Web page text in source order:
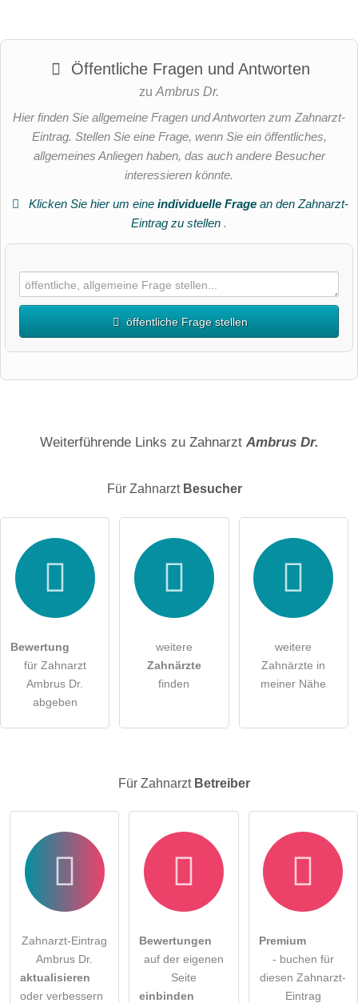
Öffentliche Fragen und Antworten
zu Ambrus Dr.
Hier finden Sie allgemeine Fragen und Antworten zum Zahnarzt-
Eintrag. Stellen Sie eine Frage, wenn Sie ein öffentliches,
allgemeines Anliegen haben, das auch andere Besucher
interessieren könnte.
Klicken Sie hier um eine individuelle Fragean den Zahnarzt-
Eintrag zu stellen .
öffentliche Frage stellen
E-Mail-Adresse (wird nicht veröffentlicht)
Hiermit akzeptiere ich die .
öffentliche Frage stellen Abbrechen
Hinweis:
Weiterführende Links zu Zahnarzt Ambrus Dr.
Für Zahnarzt Besucher
Bewertung
für Zahnarzt
Ambrus Dr.
abgeben
weitere
Zahnärzte
finden
weitere
Zahnärzte in
meiner Nähe
Für Zahnarzt Betreiber
Zahnarzt-Eintrag
Ambrus Dr.
aktualisieren
oder verbessern
Bewertungen
auf der eigenen
Seite
einbinden
Premium
- buchen für
diesen Zahnarzt-
Eintrag